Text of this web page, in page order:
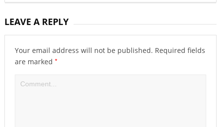
LEAVE A REPLY
Your email address will not be published. Required fields
are marked *